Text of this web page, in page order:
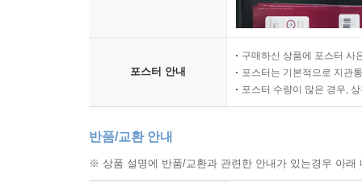
포스터 안내
구매하신 상품에 포스터 사
포스터는 기본적으로 지관
포스터 수량이 많은 경우,
반품/교환 안내
※ 상품 설명에 반품/교환과 관련한 안내가 있는경우 아